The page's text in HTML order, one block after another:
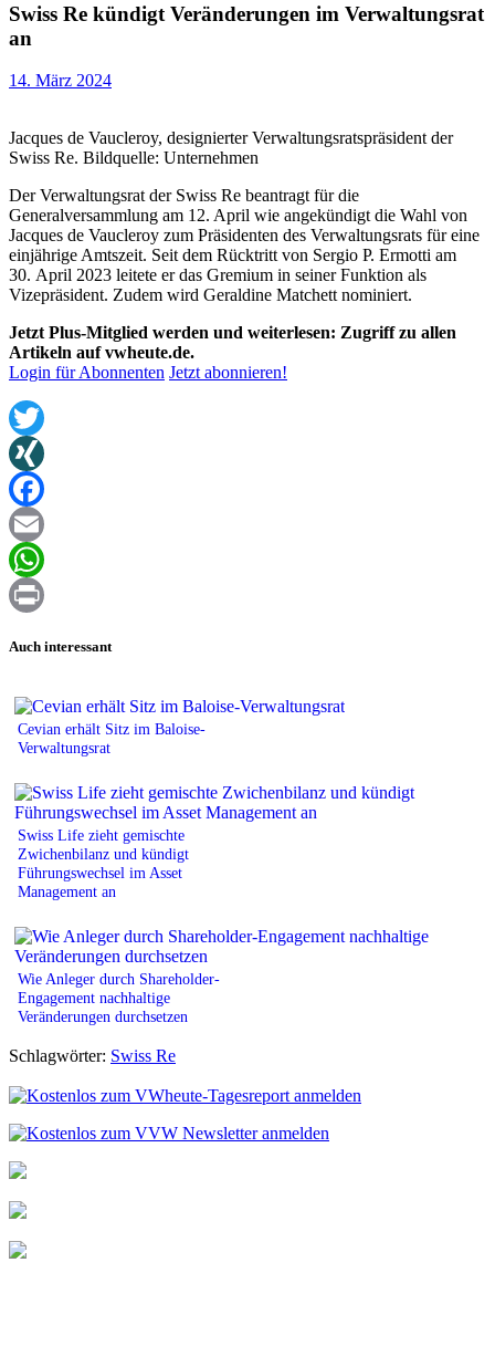
Swiss Re kündigt Veränderungen im Verwaltungsrat
an
14. März 2024
Jacques de Vaucleroy, designierter Verwaltungsratspräsident der
Swiss Re. Bildquelle: Unternehmen
Der Verwaltungsrat der Swiss Re beantragt für die
Generalversammlung am 12. April wie angekündigt die Wahl von
Jacques de Vaucleroy zum Präsidenten des Verwaltungsrats für eine
einjährige Amtszeit. Seit dem Rücktritt von Sergio P. Ermotti am
30. April 2023 leitete er das Gremium in seiner Funktion als
Vizepräsident. Zudem wird Geraldine Matchett nominiert.
Jetzt Plus-Mitglied werden und weiterlesen: Zugriff zu allen
Artikeln auf vwheute.de.
Login für Abonnenten Jetzt abonnieren!
Twitter
XING
Facebook
Email
WhatsApp
Auch interessant
Cevian erhält Sitz im Baloise-
Verwaltungsrat
Swiss Life zieht gemischte
Zwichenbilanz und kündigt
Führungswechsel im Asset
Management an
Wie Anleger durch Shareholder-
Engagement nachhaltige
Veränderungen durchsetzen
Schlagwörter: Swiss Re